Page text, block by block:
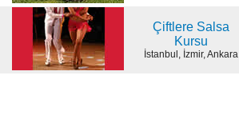
Çiftlere Salsa
Kursu
İstanbul, İzmir, Ankara